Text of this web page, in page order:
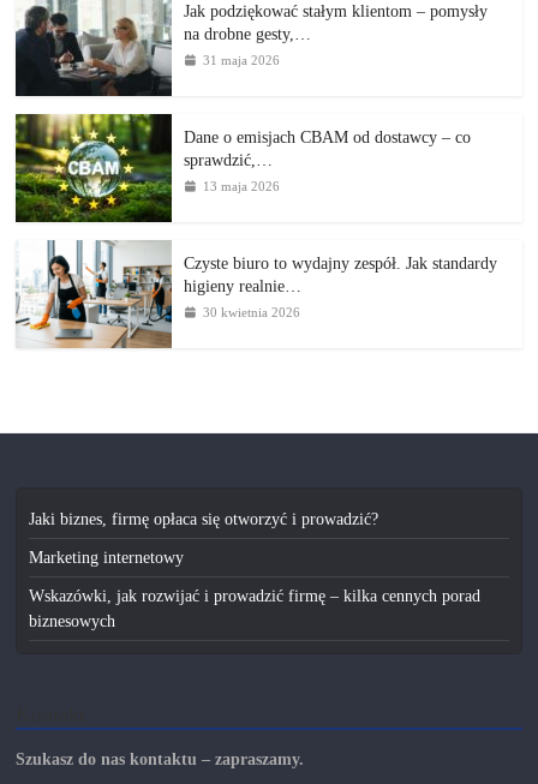
Jak podziękować stałym klientom – pomysły
na drobne gesty,…
31 maja 2026
Dane o emisjach CBAM od dostawcy – co
sprawdzić,…
13 maja 2026
Czyste biuro to wydajny zespół. Jak standardy
higieny realnie…
30 kwietnia 2026
Jaki biznes, firmę opłaca się otworzyć i prowadzić?
Marketing internetowy
Wskazówki, jak rozwijać i prowadzić firmę – kilka cennych porad
biznesowych
Szukasz do nas kontaktu – zapraszamy.